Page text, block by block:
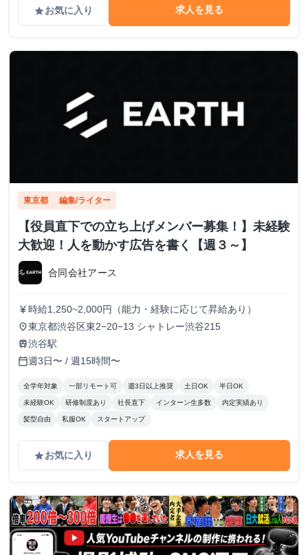
gradeお気に入り 求人を見る
東京都 編集/ライター
【役員直下での立ち上げメンバー募集！】未経験
大歓迎！人を動かす広告を書く【週３～】
合同会社アース
currency_yen 時給1,250~2,000円（能力・経験に応じて昇給あり）
place東京都渋谷区東2−20−13 シャトレー渋谷215
train渋谷駅
calendar_today週3日〜 / 週15時間〜
全学年対象 一部リモート可 週3日以上推奨 土日OK 半日OK
未経験OK 研修制度あり 社長直下 インターン生多数 内定実績あり
髪型自由 私服OK スタートアップ
gradeお気に入り 求人を見る